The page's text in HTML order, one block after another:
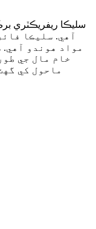
خام مال جي